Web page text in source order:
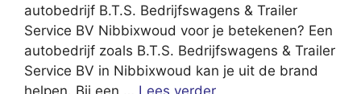
autobedrijf B.T.S. Bedrijfswagens & Trailer
Service BV Nibbixwoud voor je betekenen? Een
autobedrijf zoals B.T.S. Bedrijfswagens & Trailer
Service BV in Nibbixwoud kan je uit de brand